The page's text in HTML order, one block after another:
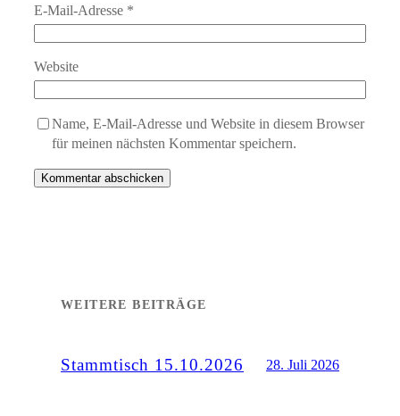
E-Mail-Adresse *
Website
Name, E-Mail-Adresse und Website in diesem Browser
für meinen nächsten Kommentar speichern.
WEITERE BEITRÄGE
Stammtisch 15.10.2026 28. Juli 2026